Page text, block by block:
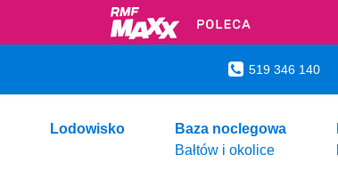
519 346 140
Lodowisko
Baza noclegowa
Bałtów i okolice